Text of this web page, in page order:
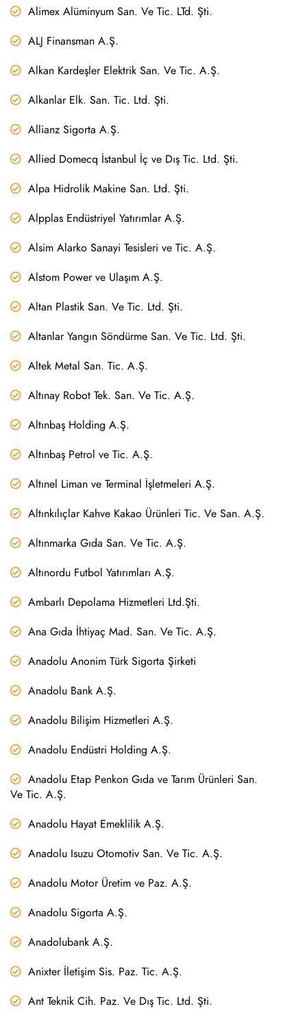
Alimex Alüminyum San. Ve Tic. LTd. Şti.
ALJ Finansman A.Ş.
Alkan Kardeşler Elektrik San. Ve Tic. A.Ş.
Alkanlar Elk. San. Tic. Ltd. Şti.
Allianz Sigorta A.Ş.
Allied Domecq İstanbul İç ve Dış Tic. Ltd. Şti.
Alpa Hidrolik Makine San. Ltd. Şti.
Alpplas Endüstriyel Yatırımlar A.Ş.
Alsim Alarko Sanayi Tesisleri ve Tic. A.Ş.
Alstom Power ve Ulaşım A.Ş.
Altan Plastik San. Ve Tic. Ltd. Şti.
Altanlar Yangın Söndürme San. Ve Tic. Ltd. Şti.
Altek Metal San. Tic. A.Ş.
Altınay Robot Tek. San. Ve Tic. A.Ş.
Altınbaş Holding A.Ş.
Altınbaş Petrol ve Tic. A.Ş.
Altınel Liman ve Terminal İşletmeleri A.Ş.
Altınkılıçlar Kahve Kakao Ürünleri Tic. Ve San. A.Ş.
Altınmarka Gıda San. Ve Tic. A.Ş.
Altınordu Futbol Yatırımları A.Ş.
Ambarlı Depolama Hizmetleri Ltd.Şti.
Ana Gıda İhtiyaç Mad. San. Ve Tic. A.Ş.
Anadolu Anonim Türk Sigorta Şirketi
Anadolu Bank A.Ş.
Anadolu Bilişim Hizmetleri A.Ş.
Anadolu Endüstri Holding A.Ş.
Anadolu Etap Penkon Gıda ve Tarım Ürünleri San.
Ve Tic. A.Ş.
Anadolu Hayat Emeklilik A.Ş.
Anadolu Isuzu Otomotiv San. Ve Tic. A.Ş.
Anadolu Motor Üretim ve Paz. A.Ş.
Anadolu Sigorta A.Ş.
Anadolubank A.Ş.
Anixter İletişim Sis. Paz. Tic. A.Ş.
Ant Teknik Cih. Paz. Ve Dış Tic. Ltd. Şti.